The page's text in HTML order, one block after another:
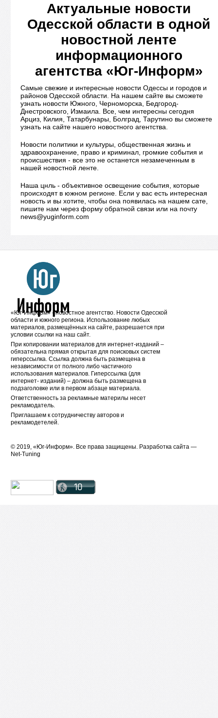
Актуальные новости
Одесской области в одной
новостной ленте
информационного
агентства «Юг-Информ»
Самые свежие и интересные новости Одессы и городов и
районов Одесской области. На нашем сайте вы сможете
узнать новости Южного, Черноморска, Бедгород-
Днестровского, Измаила. Все, чем интересны сегодня
Арциз, Килия, Татарбунары, Болград, Тарутино вы сможете
узнать на сайте нашего новостного агентства.
Новости политики и культуры, общественная жизнь и
здравоохранение, право и криминал, громкие события и
происшествия - все это не останется незамеченным в
нашей новостной ленте.
Наша цнль - объективное освещение события, которые
происходят в южном регионе. Если у вас есть интересная
новость и вы хотите, чтобы она появилась на нашем сате,
пишите нам через форму обратной связи или на почту
news@yuginform.com
«Юг-Информ» - новостное агентство. Новости Одесской
области и южного региона. Использование любых
материалов, размещённых на сайте, разрешается при
условии ссылки на наш сайт.
При копировании материалов для интернет-изданий –
обязательна прямая открытая для поисковых систем
гиперссылка. Ссылка должна быть размещена в
независимости от полного либо частичного
использования материалов. Гиперссылка (для
интернет- изданий) – должна быть размещена в
подзаголовке или в первом абзаце материала.
Ответственность за рекламные материлы несет
рекламодатель.
Приглашаем к сотрудничеству авторов и
рекламодетелей.
© 2019, «Юг-Информ». Все права защищены. Разработка cайта —
Net-Tuning